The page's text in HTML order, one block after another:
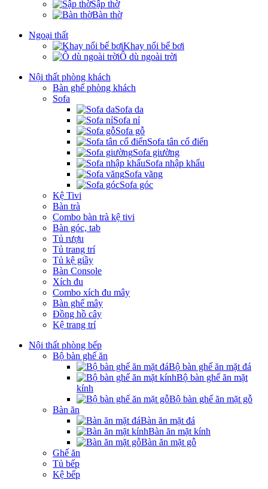
Sập thờ
Bàn thờ
Ngoại thất
Khay nổi bể bơi
Ô dù ngoài trời
Nội thất phòng khách
Bàn ghế phòng khách
Sofa
Sofa da
Sofa nỉ
Sofa gỗ
Sofa tân cổ điển
Sofa giường
Sofa nhập khẩu
Sofa văng
Sofa góc
Kệ Tivi
Bàn trà
Combo bàn trà kệ tivi
Bàn góc, tab
Tủ rượu
Tủ trang trí
Tủ kệ giầy
Bàn Console
Xích đu
Combo xích đu mây
Bàn ghế mây
Đồng hồ cây
Kệ trang trí
Nội thất phòng bếp
Bộ bàn ghế ăn
Bộ bàn ghế ăn mặt đá
Bộ bàn ghế ăn mặt
kính
Bộ bàn ghế ăn mặt gỗ
Bàn ăn
Bàn ăn mặt đá
Bàn ăn mặt kính
Bàn ăn mặt gỗ
Ghế ăn
Tủ bếp
Kệ bếp